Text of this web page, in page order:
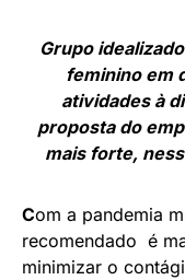
Grupo
feminino em
atividades à
proposta do
mais forte,
Com a pandemia
recomendado é
minimizar o